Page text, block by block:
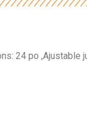
24 po ,Ajustable